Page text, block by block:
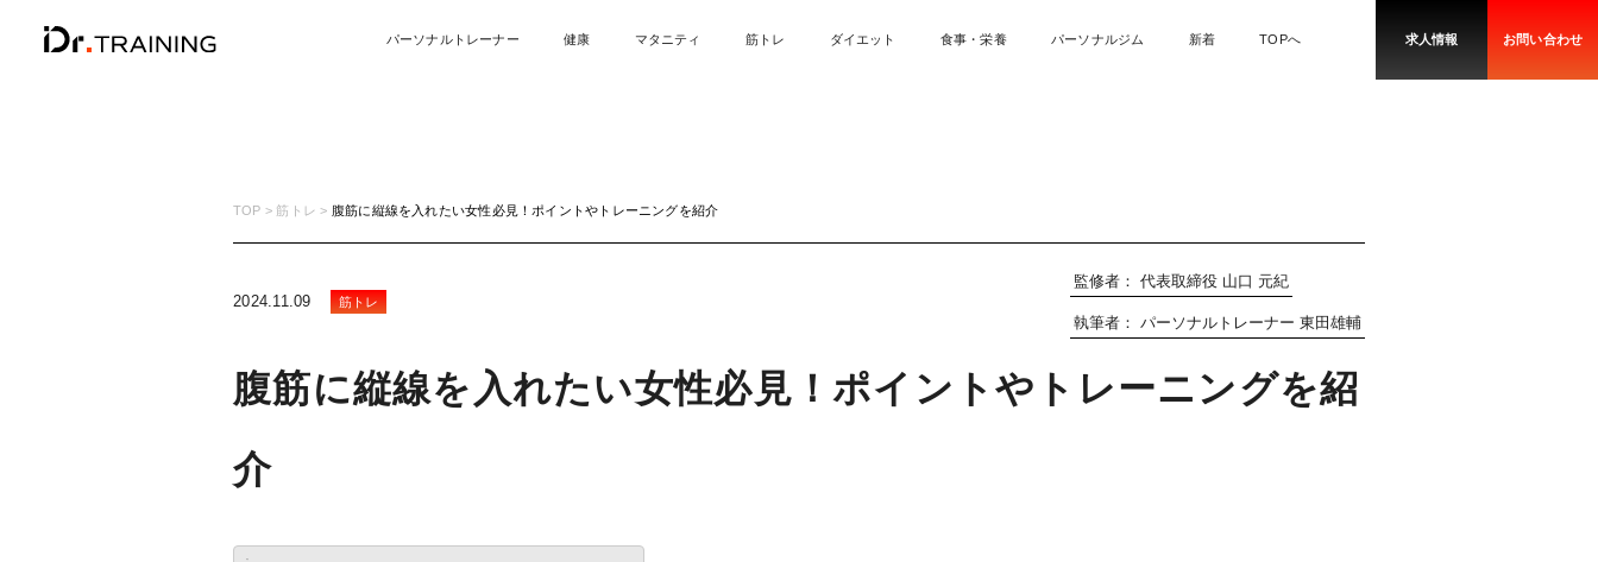
TOP 筋トレ 腹筋に縦線を入れたい女性必見！ポイントやトレーニングを紹介
2024.11.09 筋トレ
監修者：代表取締役 山口 元紀
執筆者：パーソナルトレーナー 東田雄輔
腹筋に縦線を入れたい女性必見！ポイントやトレーニングを紹
介
パーソナルトレーナー 健康 マタニティ 筋トレ ダイエット 食事・栄養 パーソナルジム 新着 TOPへ 求人情報 お問い合わせ